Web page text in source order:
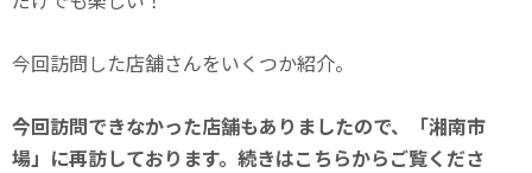
今回訪問した店舗さんをいくつか紹介。
今回訪問できなかった店舗もありましたので、「湘南市
場」に再訪しております。続きはこちらからご覧くださ